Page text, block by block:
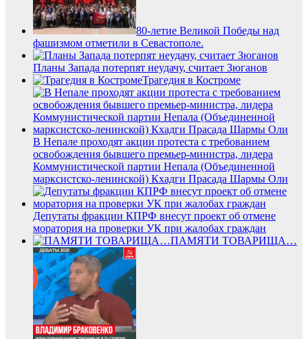
80-летие Великой Победы над
фашизмом отметили в Севастополе.
Планы Запада потерпят неудачу, считает Зюганов
Трагедия в Костроме
В Непале проходят акции протеста с требованием
освобождения бывшего премьер-министра, лидера
Коммунистической партии Непала (Объединенной
марксистско-ленинской) Кхадги Прасада Шармы Оли
Депутаты фракции КПРФ внесут проект об отмене
моратория на проверки УК при жалобах граждан
ПАМЯТИ ТОВАРИЩА…